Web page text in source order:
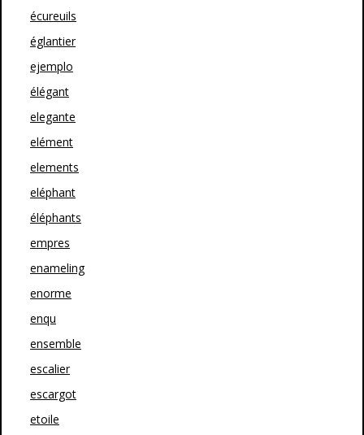
écureuils
églantier
ejemplo
élégant
elegante
elément
elements
eléphant
éléphants
empres
enameling
enorme
enqu
ensemble
escalier
escargot
etoile